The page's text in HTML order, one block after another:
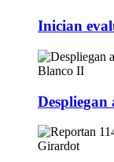
Inician